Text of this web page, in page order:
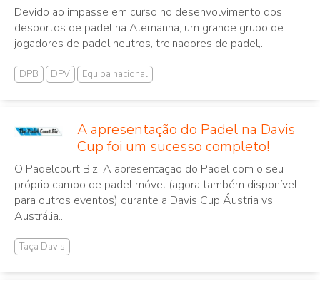
Devido ao impasse em curso no desenvolvimento dos
desportos de padel na Alemanha, um grande grupo de
jogadores de padel neutros, treinadores de padel,...
DPB DPV Equipa nacional
A apresentação do Padel na Davis
Cup foi um sucesso completo!
O Padelcourt Biz: A apresentação do Padel com o seu
próprio campo de padel móvel (agora também disponível
para outros eventos) durante a Davis Cup Áustria vs
Austrália...
Taça Davis